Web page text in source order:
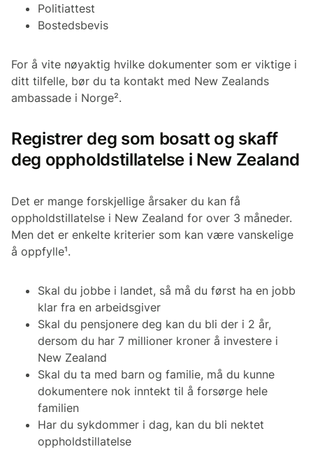
Politiattest
Bostedsbevis
For å vite nøyaktig hvilke dokumenter som er viktige i
ditt tilfelle, bør du ta kontakt med New Zealands
ambassade i Norge².
Registrer deg som bosatt og skaff
deg oppholdstillatelse i New Zealand
Det er mange forskjellige årsaker du kan få
oppholdstillatelse i New Zealand for over 3 måneder.
Men det er enkelte kriterier som kan være vanskelige
å oppfylle¹.
Skal du jobbe i landet, så må du først ha en jobb
klar fra en arbeidsgiver
Skal du pensjonere deg kan du bli der i 2 år,
dersom du har 7 millioner kroner å investere i
New Zealand
Skal du ta med barn og familie, må du kunne
dokumentere nok inntekt til å forsørge hele
familien
Har du sykdommer i dag, kan du bli nektet
oppholdstillatelse